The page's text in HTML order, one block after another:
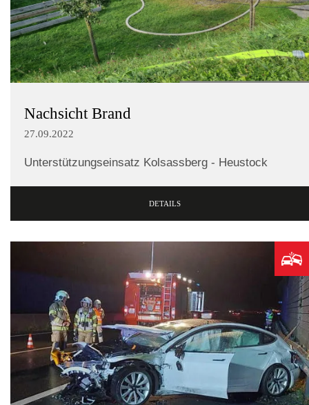
Nachsicht Brand
27.09.2022
Unterstützungseinsatz Kolsassberg - Heustock
DETAILS